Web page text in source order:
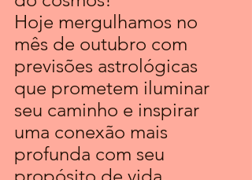
Hoje mergulhamos no
mês de outubro com
previsões astrológicas
que prometem iluminar
seu caminho e inspirar
uma conexão mais
profunda com seu